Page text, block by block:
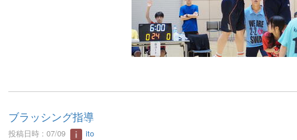
ブラッシング指導
投稿日時 : 07/09 ito